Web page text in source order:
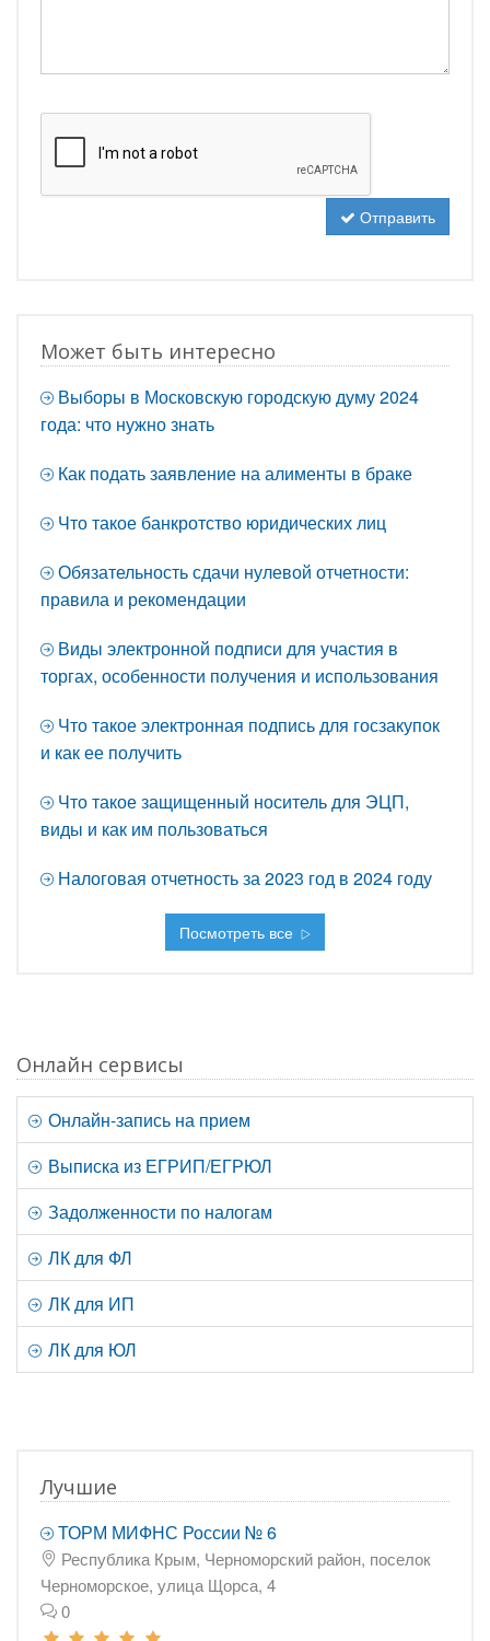
Отправить
Может быть интересно
Выборы в Московскую городскую думу 2024
года: что нужно знать
Как подать заявление на алименты в браке
Что такое банкротство юридических лиц
Обязательность сдачи нулевой отчетности:
правила и рекомендации
Виды электронной подписи для участия в
торгах, особенности получения и использования
Что такое электронная подпись для госзакупок
и как ее получить
Что такое защищенный носитель для ЭЦП,
виды и как им пользоваться
Налоговая отчетность за 2023 год в 2024 году
Посмотреть все
Онлайн сервисы
Онлайн-запись на прием
Выписка из ЕГРИП/ЕГРЮЛ
Задолженности по налогам
ЛК для ФЛ
ЛК для ИП
ЛК для ЮЛ
Лучшие
ТОРМ МИФНС России № 6
Республика Крым, Черноморский район, поселок
Черноморское, улица Щорса, 4
0